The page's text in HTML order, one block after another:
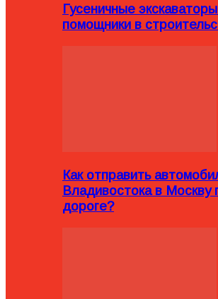
Гусеничные
помощники в
Как отправить
Владивостока в Москву
дороге?